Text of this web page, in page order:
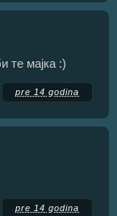
те мајка :)
pre 14 godina
pre 14 godina